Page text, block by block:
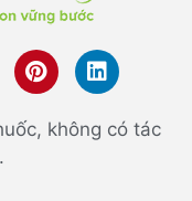
không có tác